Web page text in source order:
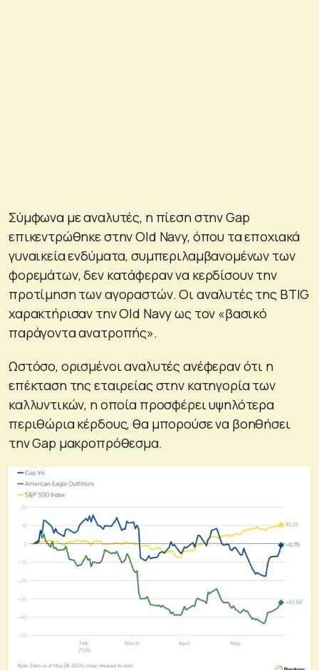
Σύμφωνα με αναλυτές, η πίεση στην Gap
επικεντρώθηκε στην Old Navy, όπου τα εποχιακά
γυναικεία ενδύματα, συμπεριλαμβανομένων των
φορεμάτων, δεν κατάφεραν να κερδίσουν την
προτίμηση των αγοραστών. Οι αναλυτές της BTIG
χαρακτήρισαν την Old Navy ως τον «βασικό
παράγοντα ανατροπής».
Ωστόσο, ορισμένοι αναλυτές ανέφεραν ότι η
επέκταση της εταιρείας στην κατηγορία των
καλλυντικών, η οποία προσφέρει υψηλότερα
περιθώρια κέρδους, θα μπορούσε να βοηθήσει
την Gap μακροπρόθεσμα.